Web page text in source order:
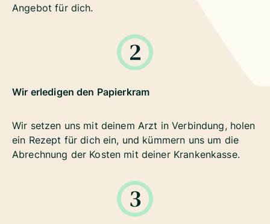
Angebot für dich.
Wir erledigen den Papierkram
Wir setzen uns mit deinem Arzt in Verbindung, holen
ein Rezept für dich ein, und kümmern uns um die
Abrechnung der Kosten mit deiner Krankenkasse.